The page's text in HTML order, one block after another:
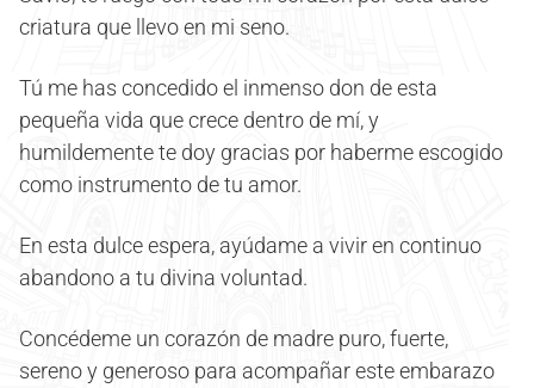
criatura que llevo en mi seno.
Tú me has concedido el inmenso don de esta
pequeña vida que crece dentro de mí, y
humildemente te doy gracias por haberme escogido
como instrumento de tu amor.
En esta dulce espera, ayúdame a vivir en continuo
abandono a tu divina voluntad.
Concédeme un corazón de madre puro, fuerte,
sereno y generoso para acompañar este embarazo